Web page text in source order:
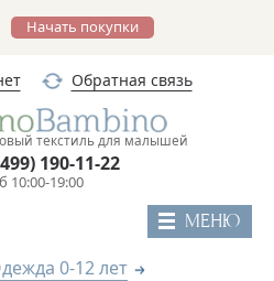
Начать покупки
Обратная связь
текстиль для малышей
10:00-19:00
190-11-22
МЕНЮ
0-12 лет